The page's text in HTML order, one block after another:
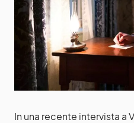
In una recente intervista a